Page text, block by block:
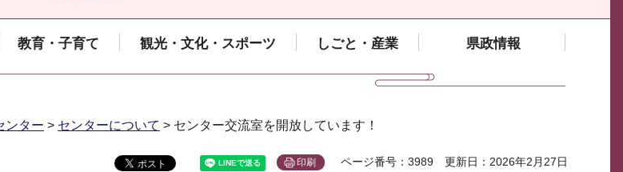
教育・子育て 観光・文化・スポーツ しごと・産業 県政情報
ンター > センターについて > センター交流室を開放しています！
印刷 ページ番号：3989 更新日：2026年2月27日